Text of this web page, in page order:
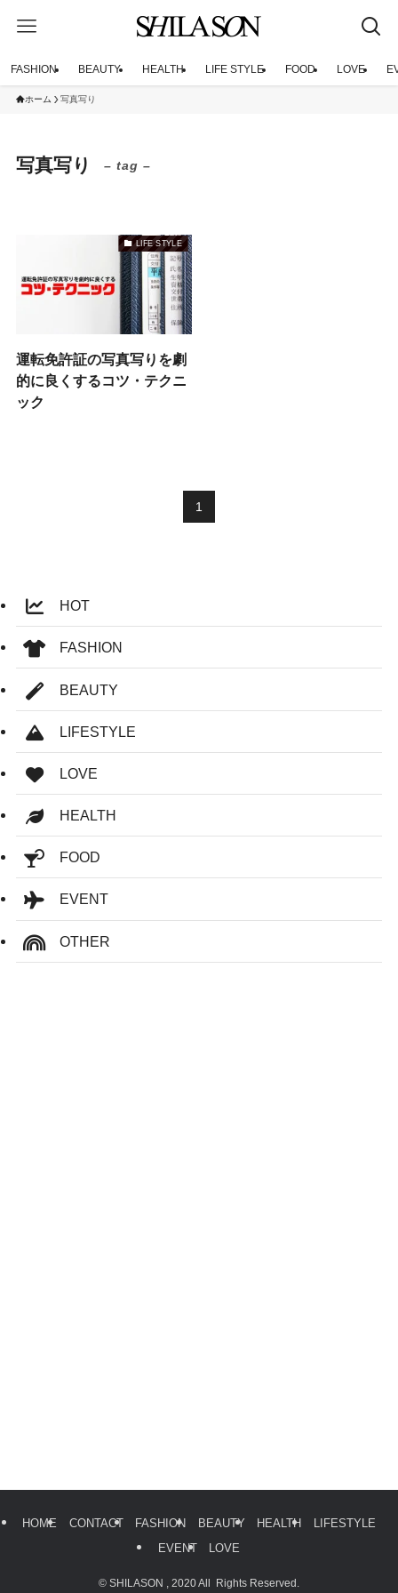
FASHION BEAUTY HEALTH LIFE STYLE FOOD LOVE
ホーム 写真写り
写真写り – tag –
LIFE STYLE
運転免許証の写真写りを劇
的に良くするコツ・テクニ
ック
1
HOT
FASHION
BEAUTY
LIFESTYLE
LOVE
HEALTH
FOOD
EVENT
OTHER
HOME CONTACT FASHION BEAUTY HEALTH
LIFESTYLE
EVENT
LOVE
© SHILASON , 2020 All Rights Reserved.